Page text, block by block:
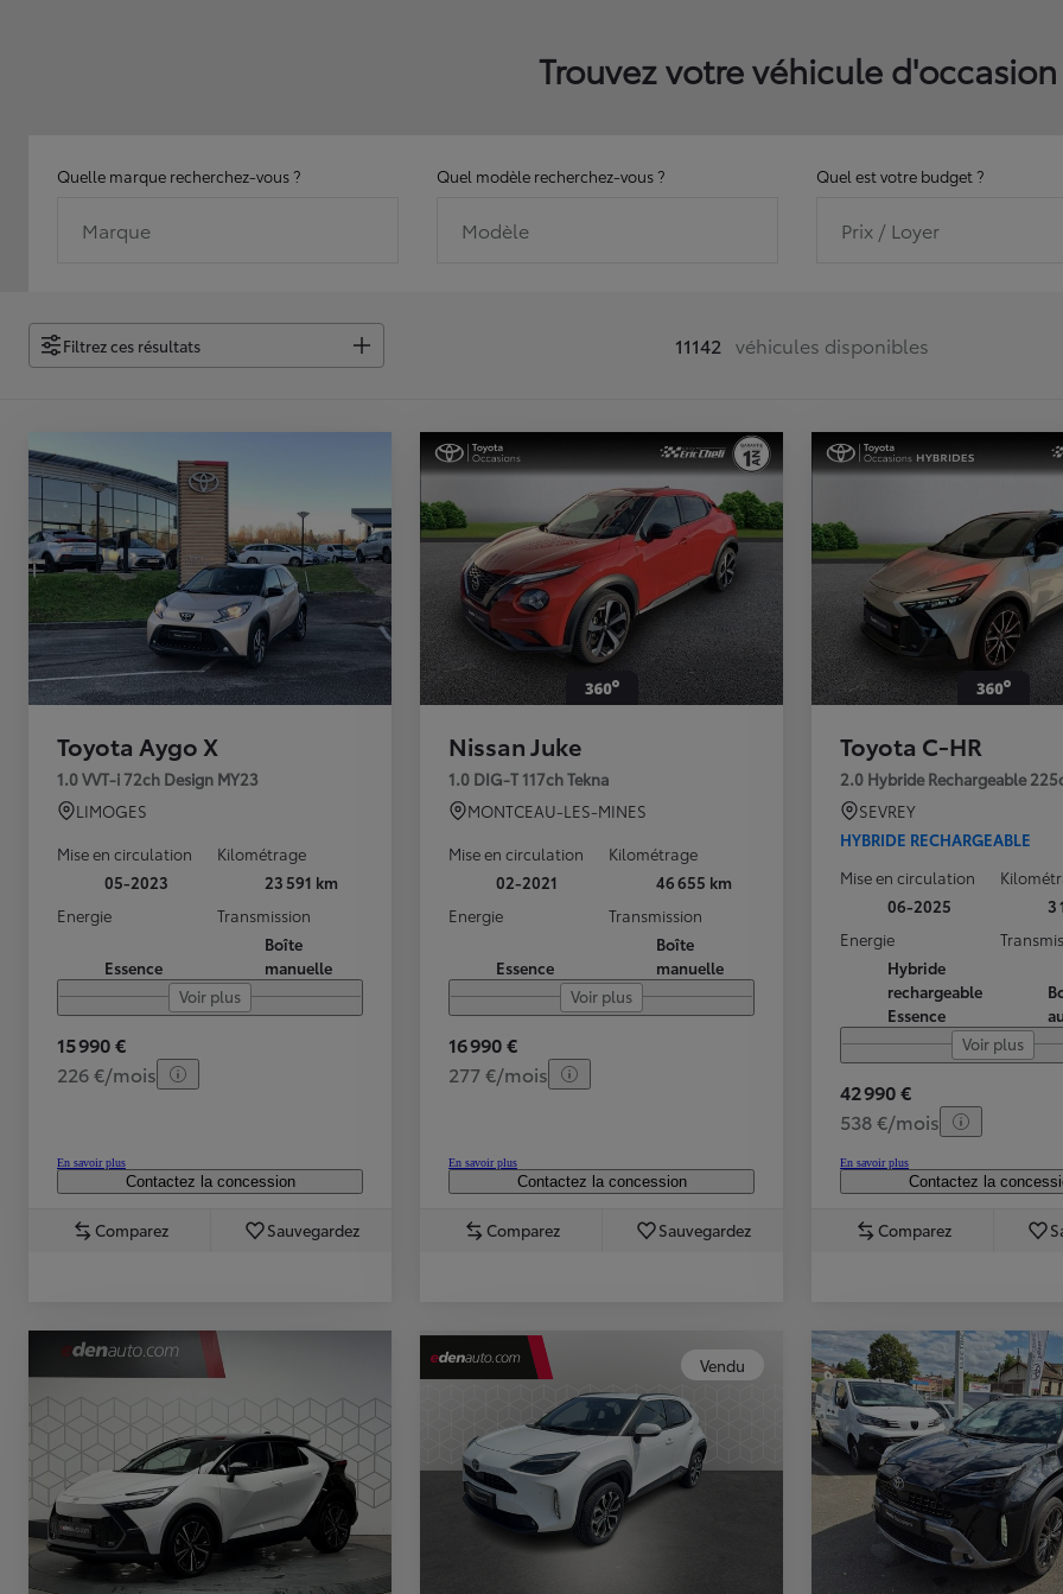
TOYOTA C-HR
HYBRIDE OU HYBRIDE RECHARGEABLE
Trouvez votre véhicule d'occasion
Quelle marque recherchez-vous ?
Marque
Quel modèle recherchez-vous ?
Modèle
Quel est votre budget ?
Prix / Loyer
Filtrez ces résultats 11142 véhicules disponibles
Toyota Aygo X
1.0 VVT-i 72ch Design MY23
LIMOGES
Mise en circulation
05-2023
Kilométrage
23 591 km
Energie
Essence
Transmission
Boîte
manuelle
Voir plus
15 990 €
226 €/mois
En savoir plus
Contactez la concession
Comparez Sauvegardez
Nissan Juke
1.0 DIG-T 117ch Tekna
MONTCEAU-LES-MINES
Mise en circulation
02-2021
Kilométrage
46 655 km
Energie
Essence
Transmission
Boîte
manuelle
Voir plus
16 990 €
277 €/mois
En savoir plus
Contactez la concession
Comparez Sauvegardez
Toyota C-HR
2.0 Hybride Rechargeable
SEVREY
HYBRIDE RECHARGEABLE
Mise en circulation
06-2025
3
Energie
Hybride
rechargeable
Essence
Voir plus
42 990 €
538 €/mois
En savoir plus
Contactez la
Comparez
Vendu